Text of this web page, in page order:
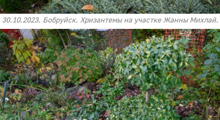
30.10.2023. Бобруйск. Хризантемы на участке Жанны Михлай.